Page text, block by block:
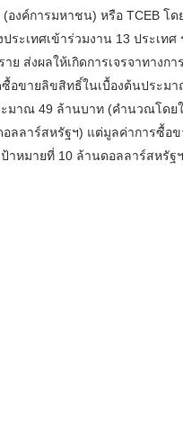
องค์การมหาชน) หรือ TCEB โ
ระเทศเข้าร่วมงาน 13 ประเทศ
ย ส่งผลให้เกิดการเจรจาทางก
ซื้อขายลิขสิทธิ์ในเบื้องต้นประม
มาณ 49 ล้านบาท (คำนวณโดย
อลลาร์สหรัฐฯ) แต่มูลค่าการซื้อ
ป้าหมายที่ 10 ล้านดอลลาร์สหรัฐ